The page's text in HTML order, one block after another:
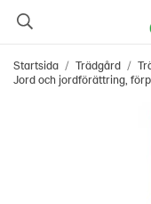
Startsida / Trädgård /
Jord och jordförättring,